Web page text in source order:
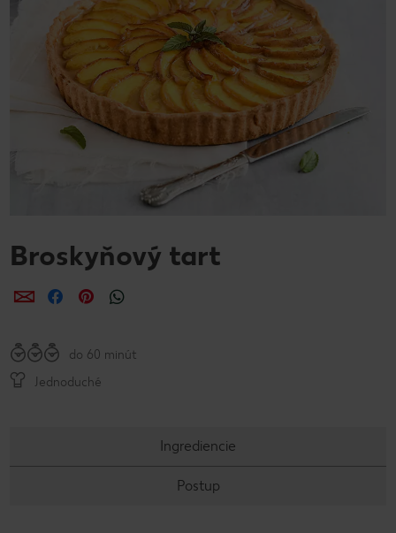
Broskyňový tart
ZdieľaťZdieľaťZdieľať
do 60 minút
Jednoduché
Ingrediencie
Postup